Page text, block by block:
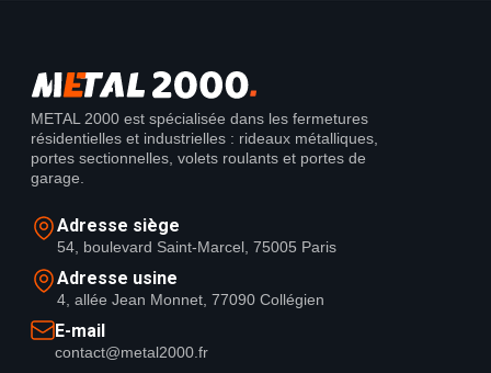
METAL 2000 est spécialisée dans les fermetures
résidentielles et industrielles : rideaux métalliques,
portes sectionnelles, volets roulants et portes de
garage.
Adresse siège
54, boulevard Saint-Marcel, 75005 Paris
Adresse usine
4, allée Jean Monnet, 77090 Collégien
E-mail
contact@metal2000.fr